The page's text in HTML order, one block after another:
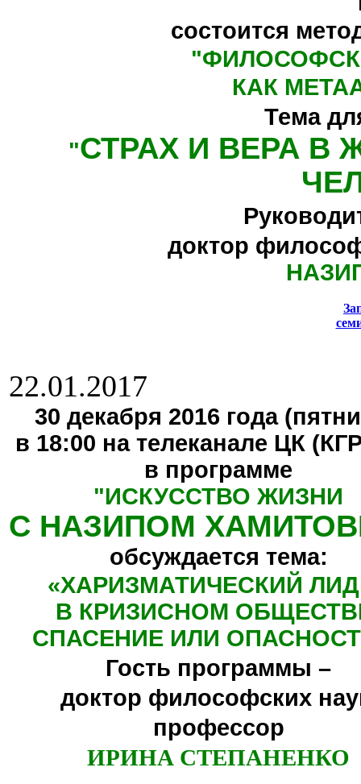
состоится
"
КАК
Тема
"СТРАХ И ВЕРА В
доктор
22.01.2017
30 декабря 2016 года
в 18:00 на телеканале ЦК
в программе
"ИСКУССТВО ЖИЗНИ
С НАЗИПОМ
обсуждается тема:
«ХАРИЗМАТИЧЕСКИЙ
В КРИЗИСНОМ
СПАСЕНИЕ ИЛИ
Гость программы –
доктор философских
профессор
ИРИНА СТЕПАНЕНКО